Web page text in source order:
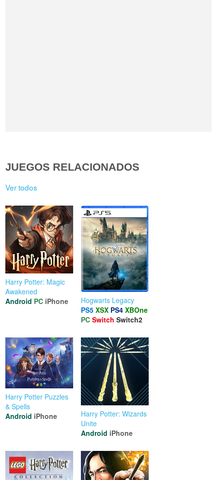
JUEGOS RELACIONADOS
Ver todos
Harry Potter: Magic
Awakened
Android PC iPhone
Hogwarts Legacy
PS5 XSX PS4 XBOne
PC Switch Switch2
Harry Potter Puzzles
& Spells
Android iPhone
Harry Potter: Wizards
Unite
Android iPhone